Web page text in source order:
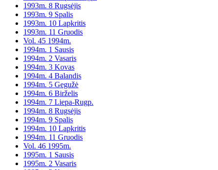
1993m. 8 Rugsėjis
1993m. 9 Spalis
1993m. 10 Lapkritis
1993m. 11 Gruodis
Vol. 45 1994m.
1994m. 1 Sausis
1994m. 2 Vasaris
1994m. 3 Kovas
1994m. 4 Balandis
1994m. 5 Gegužė
1994m. 6 Birželis
1994m. 7 Liepa-Rugp.
1994m. 8 Rugsėjis
1994m. 9 Spalis
1994m. 10 Lapkritis
1994m. 11 Gruodis
Vol. 46 1995m.
1995m. 1 Sausis
1995m. 2 Vasaris